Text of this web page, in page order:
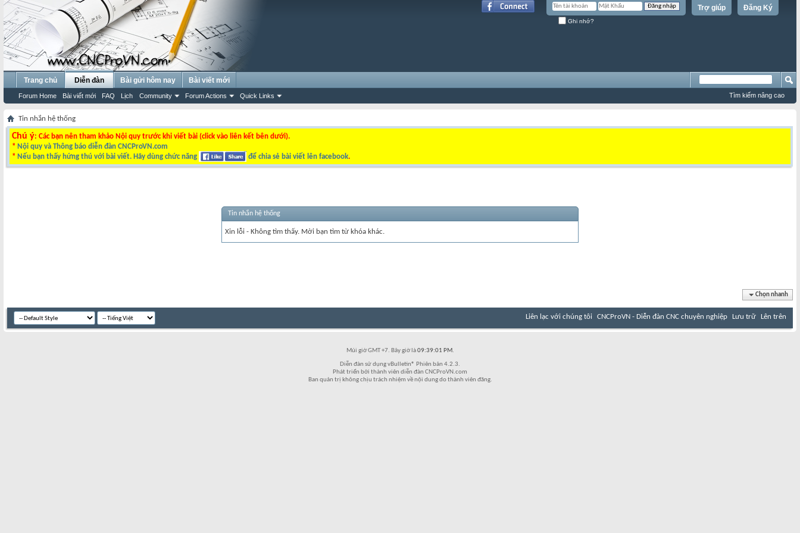
Đăng Ký
Trợ giúp
Ghi nhớ?
Trang chủ Diễn đàn
Forum Home Bài viết mới FAQ Lịch Community Forum Actions Quick Links
Bài gửi hôm nay Bài viết mới
Tìm kiếm nâng cao
Tin nhắn hệ thống
Chú ý: Các bạn nên tham khảo Nội quy trước khi viết bài (click vào liên kết bên dưới).
* Nội quy và Thông báo diễn đàn CNCProVN.com
* Nếu bạn thấy hứng thú với bài viết. Hãy dùng chức năng để chia sẻ bài viết lên facebook.
Tin nhắn hệ thống
Xin lỗi - Không tìm thấy. Mời bạn tìm từ khóa khác.
Chọn nhanh
Liên lạc với chúng tôi CNCProVN - Diễn đàn CNC chuyên nghiệp Lưu trữ Lên trên
Múi giờ GMT +7. Bây giờ là09:39:01 PM.
Diễn đàn sử dụng vBulletin® Phiên bản 4.2.3.
Phát triển bởi thành viên diễn đàn CNCProVN.com
Ban quản trị không chịu trách nhiệm về nội dung do thành viên đăng.